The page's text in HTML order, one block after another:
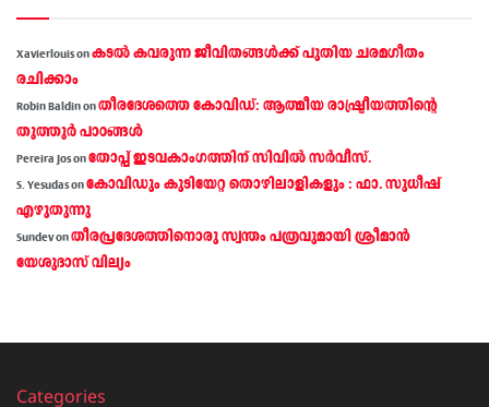
Xavierlouisonകടല്‍ കവരുന്ന ജീവിതങ്ങള്‍ക്ക് പുതിയ ചരമഗീതം
രചിക്കാം
Robin Baldinonതീരദേശത്തെ കോവിഡ്: ആത്മീയ രാഷ്ട്രീയത്തിന്റെ
തൂത്തൂര്‍ പാഠങ്ങൾ
Pereira Josonതോപ്പ് ഇടവകാംഗത്തിന് സിവിൽ സർവീസ്.
S. Yesudasonകോവിഡും കുടിയേറ്റ തൊഴിലാളികളും : ഫാ. സുധീഷ്
എഴുതുന്നു
Sundevonതീരപ്രദേശത്തിനൊരു സ്വന്തം പത്രവുമായി ശ്രീമാന്‍
യേശുദാസ് വില്യം
Categories